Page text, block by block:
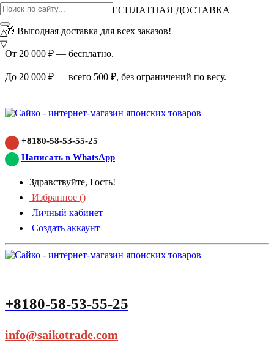
ВНИМАНИЕ АКЦИЯ!
БЕСПЛАТНАЯ ДОСТАВКА
🎁 Выгодная доставка для всех заказов!
От 20 000 ₽ — бесплатно.
До 20 000 ₽ — всего 500 ₽, без ограничений по весу.
+8180-58-53-55-25
Написать в WhatsApp
Здравствуйте, Гость!
Избранное ()
Личный кабинет
Создать аккаунт
+8180-58-53-55-25
info@saikotrade.com
△
▽